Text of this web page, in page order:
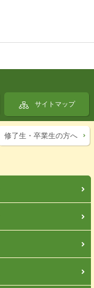
サイトマップ
修了生・卒業生の方へ